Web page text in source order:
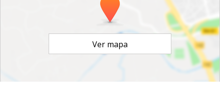
Ver mapa